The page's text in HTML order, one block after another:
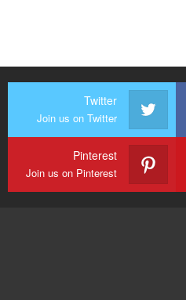
Twitter
Join us on Twitter
Pinterest
Join us on Pinterest